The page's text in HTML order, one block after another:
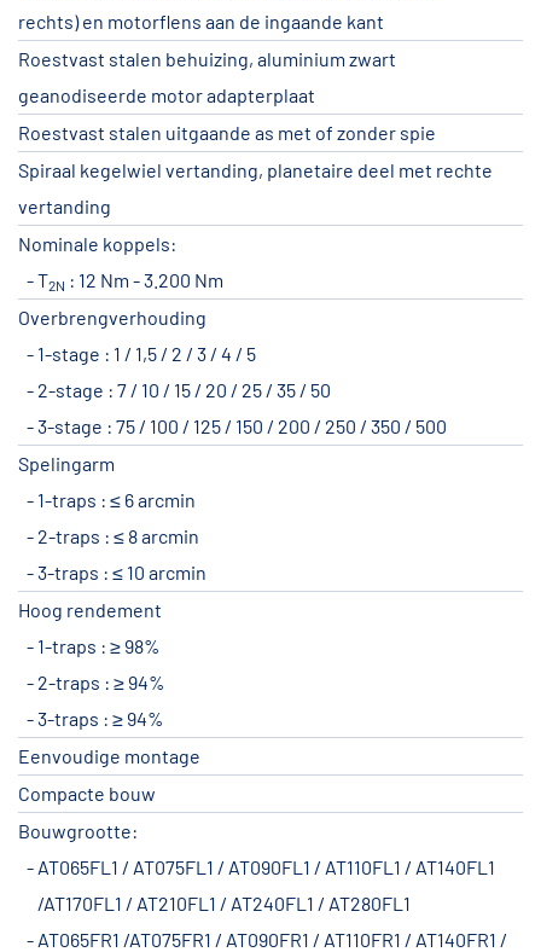
rechts) en motorflens aan de ingaande kant
Roestvast stalen behuizing, aluminium zwart
geanodiseerde motor adapterplaat
Roestvast stalen uitgaande as met of zonder spie
Spiraal kegelwiel vertanding, planetaire deel met rechte
vertanding
Nominale koppels:
T2N : 12 Nm - 3.200 Nm
Overbrengverhouding
1-stage : 1 / 1,5 / 2 / 3 / 4 / 5
2-stage : 7 / 10 / 15 / 20 / 25 / 35 / 50
3-stage : 75 / 100 / 125 / 150 / 200 / 250 / 350 / 500
Spelingarm
1-traps : ≤ 6 arcmin
2-traps : ≤ 8 arcmin
3-traps : ≤ 10 arcmin
Hoog rendement
1-traps : ≥ 98%
2-traps : ≥ 94%
3-traps : ≥ 94%
Eenvoudige montage
Compacte bouw
Bouwgrootte:
AT065FL1 / AT075FL1 / AT090FL1 / AT110FL1 / AT140FL1
/AT170FL1 / AT210FL1 / AT240FL1 / AT280FL1
AT065FR1 /AT075FR1 / AT090FR1 / AT110FR1 / AT140FR1 /